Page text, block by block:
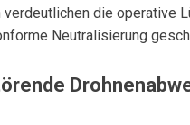
die operative
Neutralisierung